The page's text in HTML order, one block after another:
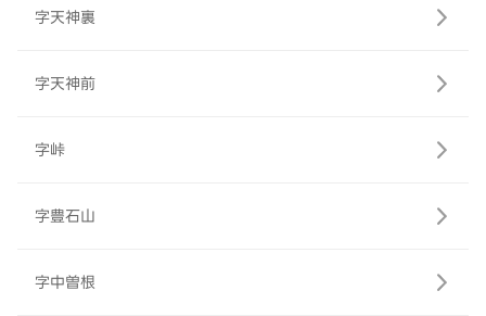
字天神裏
字天神前
字峠
字豊石山
字中曽根